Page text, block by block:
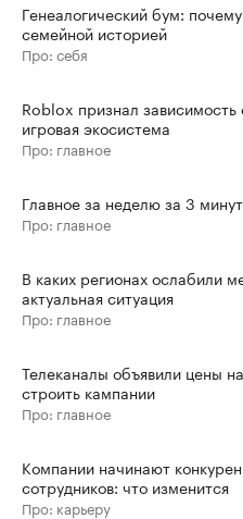
Генеалогический бум:
семейной историей
Про: себя
Roblox признал
игровая экосистема
Про: главное
Главное за неделю за 3
Про: главное
В каких регионах ослабили
актуальная ситуация
Про: главное
Телеканалы объявили цены
строить кампании
Про: главное
Компании начинают
сотрудников: что изменится
Про: карьеру